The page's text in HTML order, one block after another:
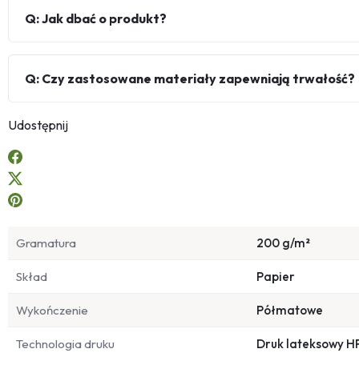
Q: Jak dbać o produkt?
Q: Czy zastosowane materiały zapewniają trwałość?
Udostępnij
Gramatura 200 g/m²
Skład Papier
Wykończenie Półmatowe
Technologia druku Druk lateksowy